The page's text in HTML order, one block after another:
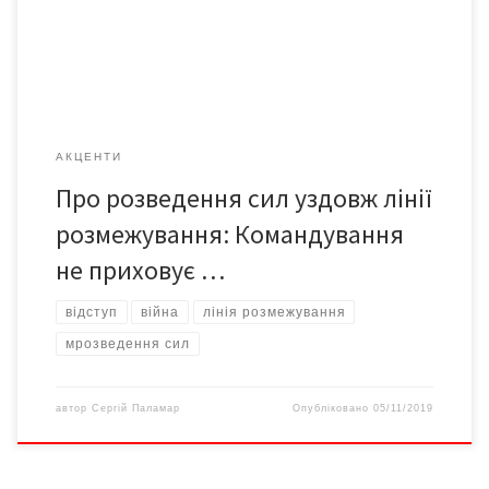
АКЦЕНТИ
Про розведення сил уздовж лінії
розмежування: Командування
не приховує …
відступ війна лінія розмежування
мрозведення сил
автор Сергій Паламар Опубліковано05/11/2019